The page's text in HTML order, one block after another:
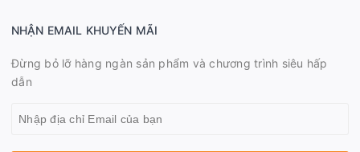
NHẬN EMAIL KHUYẾN MÃI
Đừng bỏ lỡ hàng ngàn sản phẩm và chương trình siêu hấp
dẫn